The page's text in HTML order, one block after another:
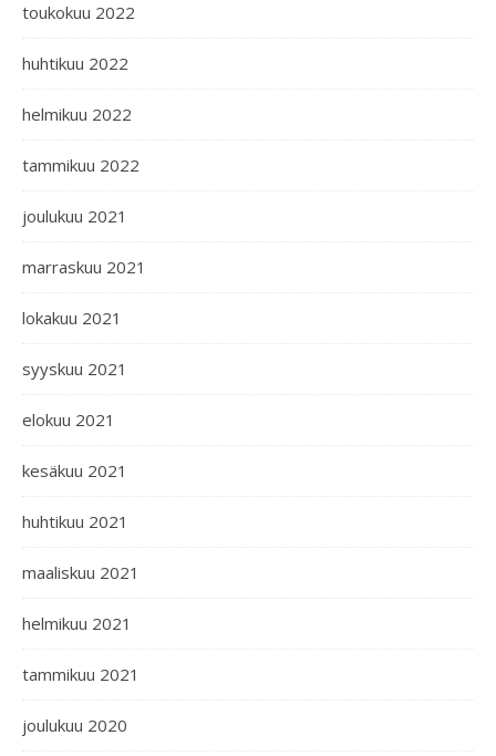
toukokuu 2022
huhtikuu 2022
helmikuu 2022
tammikuu 2022
joulukuu 2021
marraskuu 2021
lokakuu 2021
syyskuu 2021
elokuu 2021
kesäkuu 2021
huhtikuu 2021
maaliskuu 2021
helmikuu 2021
tammikuu 2021
joulukuu 2020